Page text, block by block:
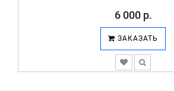
6 000 р.
ЗАКАЗАТЬ